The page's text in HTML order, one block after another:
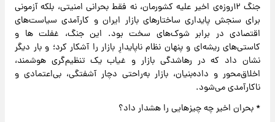
جنگ ۱۲روزه‌ی اخیر علیه کشورمان، نه فقط بحرانی امنیتی، بلکه آزمونی
برای سنجش پایداری ساختارهای بازار ایران و کارآمدی سیاست‌های
اقتصادی در برابر شوک‌های سخت بود. این جنگ، غفلت ها و
کاستی‌های ریشه‌ای و پنهان نظام ناپایدارِ بازار را آشکار کرد؛ و بار دیگر
نشان داد که در رهاشدگی بازار و غیاب یک تنظیم‌گری هوشمند،
اخلاق‌محور و داده‌بنیان، بازار به‌راحتی دچار آشفتگی، بی‌اعتمادی و
ناکارآمدی می‌شود.
* بحران اخیر چه چیزهایی را هشدار داد؟